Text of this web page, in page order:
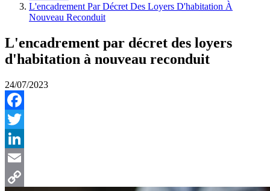
L'encadrement Par Décret Des Loyers D'habitation À
Nouveau Reconduit
L'encadrement par décret des loyers
d'habitation à nouveau reconduit
24/07/2023
Facebook
Twitter
LinkedIn
Email